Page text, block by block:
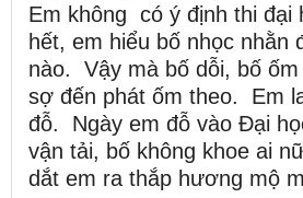
Em không có ý định thi đại
hết, em hiểu bố nhọc nhằn
nào. Vậy mà bố dỗi, bố
sợ đến phát ốm theo. Em
đỗ. Ngày em đỗ vào Đại
vận tải, bố không khoe ai
dắt em ra thắp hương mộ